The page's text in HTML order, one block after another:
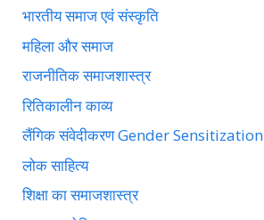
भारतीय समाज एवं संस्कृति
महिला और समाज
राजनीतिक समाजशास्त्र
रितिकालीन काव्य
लैंगिक संवेदीकरण Gender Sensitization
लोक साहित्य
शिक्षा का समाजशास्त्र